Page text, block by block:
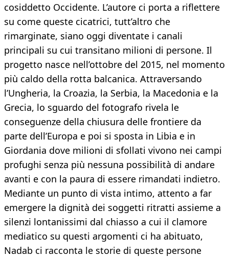
cosiddetto Occidente. L’autore ci porta a riflettere
su come queste cicatrici, tutt’altro che
rimarginate, siano oggi diventate i canali
principali su cui transitano milioni di persone. Il
progetto nasce nell’ottobre del 2015, nel momento
più caldo della rotta balcanica. Attraversando
l’Ungheria, la Croazia, la Serbia, la Macedonia e la
Grecia, lo sguardo del fotografo rivela le
conseguenze della chiusura delle frontiere da
parte dell’Europa e poi si sposta in Libia e in
Giordania dove milioni di sfollati vivono nei campi
profughi senza più nessuna possibilità di andare
avanti e con la paura di essere rimandati indietro.
Mediante un punto di vista intimo, attento a far
emergere la dignità dei soggetti ritratti assieme a
silenzi lontanissimi dal chiasso a cui il clamore
mediatico su questi argomenti ci ha abituato,
Nadab ci racconta le storie di queste persone